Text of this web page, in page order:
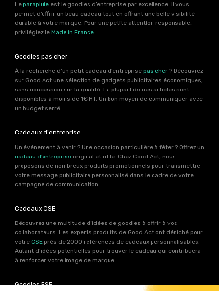
Le parapluie est le goodies d’entreprise par excellence. Il vous
permet d’offrir un beau cadeau tout en offrant une belle visibilité
durable à votre marque. Pour une petite attention responsable,
privilégiez le Made in France.
Goodies pas cher
À la recherche d’un petit cadeau d’entreprise pas cher ? Découvrez
sur Good Act une sélection de gadgets publicitaires économiques,
sans concession sur la qualité. La plupart de ces articles sont
disponibles à moins de 1€ HT. Un bon moyen de communiquer avec
un budget serré.
Cadeaux d'entreprise
Un événement à venir ? Une occasion particulière à fêter ? Offrez un
cadeau d’entreprise original et utile. Chez Good Act, nous
proposons de nombreux produits promotionnels pour transmettre
votre message publicitaire personnalisé dans le cadre de votre
campagne de communication.
Cadeaux CSE
Découvrez une multitude d’idées de goodies à offrir à vos
collaborateurs. Les experts produits de Good Act ont déniché pour
votre CSE près de 2000 références de cadeaux personnalisables.
Autant d’idées potentielles pour trouver le cadeau qui contribuera
à renforcer votre image de marque.
Goodies RSE